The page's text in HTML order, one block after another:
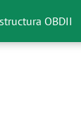
OBDII